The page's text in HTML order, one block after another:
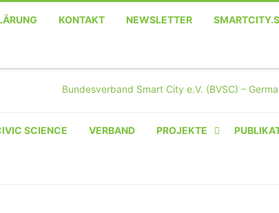
KONTAKT NEWSLETTER
SCIENCE VERBAND PROJEKTE